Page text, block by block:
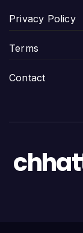
Privacy Policy
Terms
Contact